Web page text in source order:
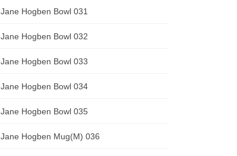
Jane Hogben Bowl 031
Jane Hogben Bowl 032
Jane Hogben Bowl 033
Jane Hogben Bowl 034
Jane Hogben Bowl 035
Jane Hogben Mug(M) 036